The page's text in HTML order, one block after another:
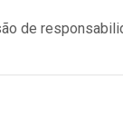
de